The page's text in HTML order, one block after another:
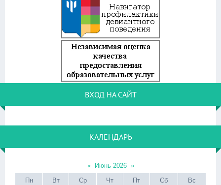
ВХОД НА САЙТ
КАЛЕНДАРЬ
« Июнь 2026 »
Пн
Вт Ср Чт Пт Сб Вс